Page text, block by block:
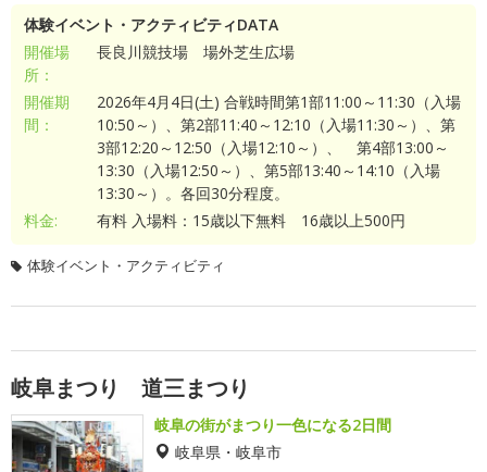
体験イベント・アクティビティDATA
開催場
所：
長良川競技場 場外芝生広場
開催期
間：
2026年4月4日(土) 合戦時間第1部11:00～11:30（入場
10:50～）、第2部11:40～12:10（入場11:30～）、第
3部12:20～12:50（入場12:10～）、 第4部13:00～
13:30（入場12:50～）、第5部13:40～14:10（入場
13:30～）。各回30分程度。
料金:
有料 入場料：15歳以下無料 16歳以上500円
体験イベント・アクティビティ
岐阜まつり 道三まつり
岐阜の街がまつり一色になる2日間
岐阜県・岐阜市